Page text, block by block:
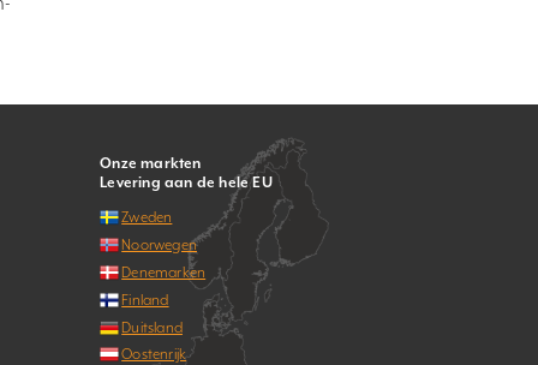
Onze markten
Levering aan de hele EU
Zweden
Noorwegen
Denemarken
Finland
Duitsland
Oostenrijk